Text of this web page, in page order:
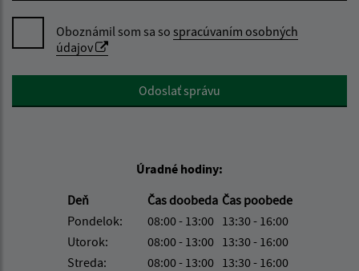
Oboznámil som sa so spracúvaním osobných
údajov
Google reCaptcha ResponseOdoslať správu
Úradné hodiny:
Deň
Čas doobeda Čas poobede
Pondelok:
08:00 - 13:00 13:30 - 16:00
Utorok:
08:00 - 13:00 13:30 - 16:00
Streda:
08:00 - 13:00 13:30 - 16:00